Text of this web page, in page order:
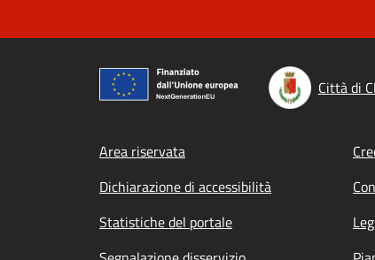
Città di
Footer menu
Area riservata
Dichiarazione di accessibilità
Statistiche del portale